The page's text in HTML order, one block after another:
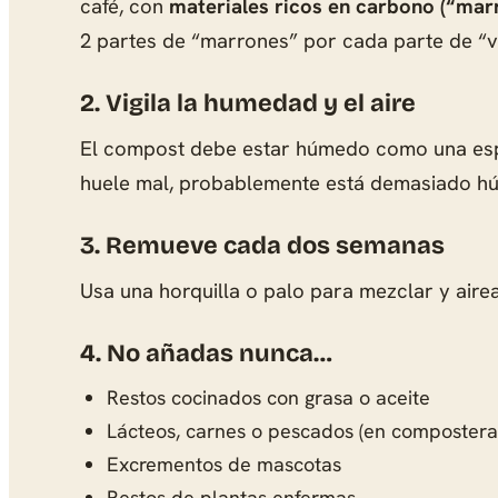
café, con materiales ricos en carbono
2 partes de “marrones” por cada parte de
2. Vigila la humedad y el aire
El compost debe estar húmedo como una
huele mal, probablemente está demasiado
3. Remueve cada dos semanas
Usa una horquilla o palo para mezclar y
4. No añadas nunca…
Restos cocinados con grasa o aceite
Lácteos, carnes o pescados (en
Excrementos de mascotas